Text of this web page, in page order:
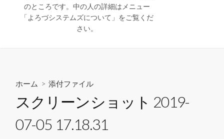
のところです。中の人の詳細はメニュー
「よろづシステムズについて」をご覧くだ
さい。
ホーム > 添付ファイル
スクリーンショット 2019-
07-05 17.18.31